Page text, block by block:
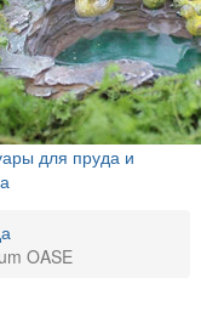
для пруда и
OASE